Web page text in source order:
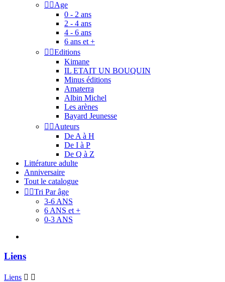
 Age
0 - 2 ans
2 - 4 ans
4 - 6 ans
6 ans et +
 Editions
Kimane
IL ETAIT UN BOUQUIN
Minus éditions
Amaterra
Albin Michel
Les arènes
Bayard Jeunesse
 Auteurs
De A à H
De I à P
De Q à Z
Littérature adulte
Anniversaire
Tout le catalogue
 Tri Par âge
3-6 ANS
6 ANS et +
0-3 ANS
Liens
Liens  